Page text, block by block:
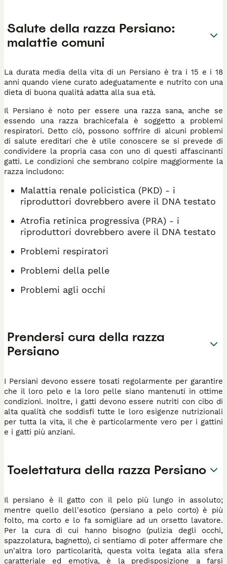
Salute della razza Persiano:
malattie comuni
La durata media della vita di un Persiano è tra i 15 e i 18
anni quando viene curato adeguatamente e nutrito con una
dieta di buona qualità adatta alla sua età.
Il Persiano è noto per essere una razza sana, anche se
essendo una razza brachicefala è soggetto a problemi
respiratori. Detto ciò, possono soffrire di alcuni problemi
di salute ereditari che è utile conoscere se si prevede di
condividere la propria casa con uno di questi affascinanti
gatti. Le condizioni che sembrano colpire maggiormente la
razza includono:
Malattia renale policistica (PKD) - i
riproduttori dovrebbero avere il DNA testato
Atrofia retinica progressiva (PRA) - i
riproduttori dovrebbero avere il DNA testato
Problemi respiratori
Problemi della pelle
Problemi agli occhi
Prendersi cura della razza
Persiano
I Persiani devono essere tosati regolarmente per garantire
che il loro pelo e la loro pelle siano mantenuti in ottime
condizioni. Inoltre, i gatti devono essere nutriti con cibo di
alta qualità che soddisfi tutte le loro esigenze nutrizionali
per tutta la vita, il che è particolarmente vero per i gattini
e i gatti più anziani.
Toelettatura della razza Persiano
Il persiano è il gatto con il pelo più lungo in assoluto;
mentre quello dell'esotico (persiano a pelo corto) è più
folto, ma corto e lo fa somigliare ad un orsetto lavatore.
Per la cura di cui hanno bisogno (pulizia degli occhi,
spazzolatura, bagnetto), ci sentiamo di poter affermare che
un'altra loro particolarità, questa volta legata alla sfera
caratteriale ed emotiva, è la predisposizione a farsi